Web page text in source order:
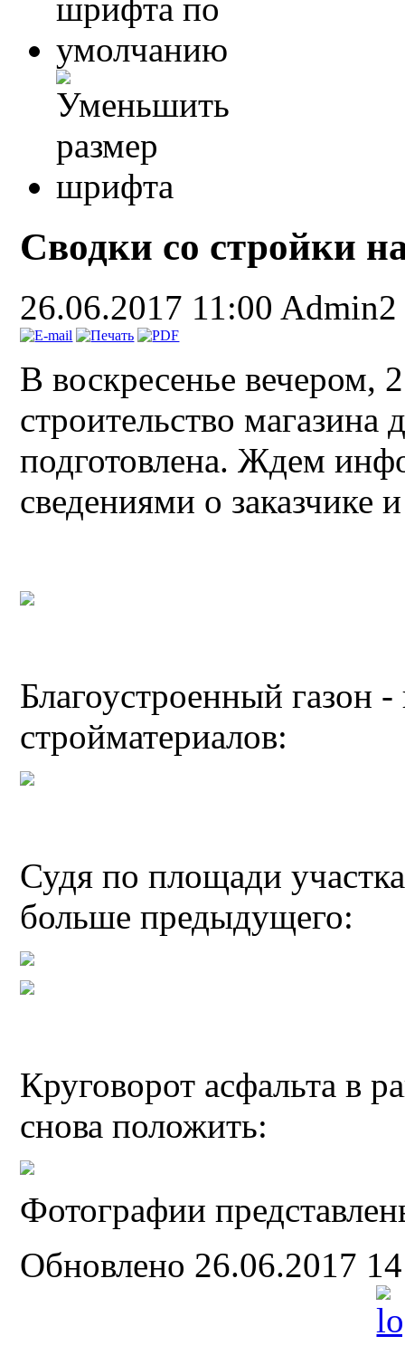
Сводки со стройки
26.06.2017 11:00 Admin2
В воскресенье вечером,
строительство магазина
подготовлена. Ждем
сведениями о заказчике
Благоустроенный газон
стройматериалов:
Судя по площади
больше предыдущего:
Круговорот асфальта в
снова положить:
Фотографии
Обновлено 26.06.2017